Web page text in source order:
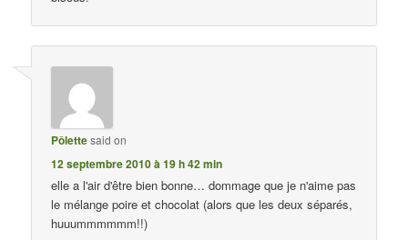
Pôlettesaid on
12 septembre 2010 à 19 h 42 min
elle a l'air d'être bien bonne… dommage que je n'aime pas
le mélange poire et chocolat (alors que les deux séparés,
huuummmmmm!!)